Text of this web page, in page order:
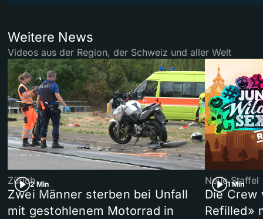
Weitere News
Videos aus der Region, der Schweiz und aller Welt
2 Min
Zürich
Zwei Männer sterben bei Unfall
mit gestohlenem Motorrad in
1 Min
Neue Staffel
Die Crew
Refilled»